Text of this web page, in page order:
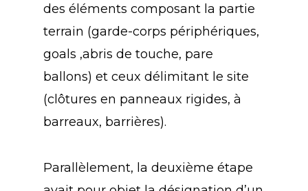
des éléments composant la partie
terrain (garde-corps périphériques,
goals ,abris de touche, pare
ballons) et ceux délimitant le site
(clôtures en panneaux rigides, à
barreaux, barrières).
Parallèlement, la deuxième étape